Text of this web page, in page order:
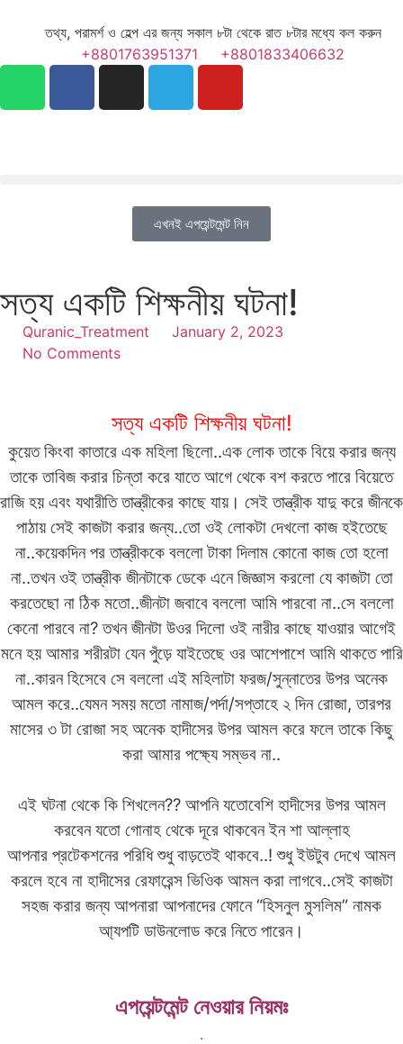
তথ্য, পরামর্শ ও হেল্প এর জন্য সকাল ৮টা থেকে রাত ৮টার মধ্যে কল করুন
+8801763951371
+8801833406632
এখনই এপয়েন্টমেন্ট নিন
সত্য একটি শিক্ষনীয় ঘটনা!
Quranic_Treatment
January 2, 2023
No Comments
সত্য একটি শিক্ষনীয় ঘটনা!
কুয়েত কিংবা কাতারে এক মহিলা ছিলো..এক লোক তাকে বিয়ে করার জন্য
তাকে তাবিজ করার চিন্তা করে যাতে আগে থেকে বশ করতে পারে বিয়েতে
রাজি হয় এবং যথারীতি তান্ত্রীকের কাছে যায়। সেই তান্ত্রীক যাদু করে জীনকে
পাঠায় সেই কাজটা করার জন্য..তো ওই লোকটা দেখলো কাজ হইতেছে
না..কয়েকদিন পর তান্ত্রীককে বললো টাকা দিলাম কোনো কাজ তো হলো
না..তখন ওই তান্ত্রীক জীনটাকে ডেকে এনে জিজ্ঞাস করলো যে কাজটা তো
করতেছো না ঠিক মতো..জীনটা জবাবে বললো আমি পারবো না..সে বললো
কেনো পারবে না? তখন জীনটা উওর দিলো ওই নারীর কাছে যাওয়ার আগেই
মনে হয় আমার শরীরটা যেন পুঁড়ে যাইতেছে ওর আশেপাশে আমি থাকতে পারি
না..কারন হিসেবে সে বললো এই মহিলাটা ফরজ/সুন্নাতের উপর অনেক
আমল করে..যেমন সময় মতো নামাজ/পর্দা/সপ্তাহে ২ দিন রোজা, তারপর
মাসের ৩ টা রোজা সহ অনেক হাদীসের উপর আমল করে ফলে তাকে কিছু
করা আমার পক্ষ্যে সম্ভব না..
এই ঘটনা থেকে কি শিখলেন?? আপনি যতোবেশি হাদীসের উপর আমল
করবেন যতো গোনাহ থেকে দূরে থাকবেন ইন শা আল্লাহ
আপনার প্রটেকশনের পরিধি শুধু বাড়তেই থাকবে..! শুধু ইউটুব দেখে আমল
করলে হবে না হাদীসের রেফারেন্স ভিওিক আমল করা লাগবে..সেই কাজটা
সহজ করার জন্য আপনারা আপনাদের ফোনে “হিসনুল মুসলিম” নামক
আ্যপটি ডাউনলোড করে নিতে পারেন।
এপয়েন্টমেন্ট নেওয়ার নিয়মঃ
.